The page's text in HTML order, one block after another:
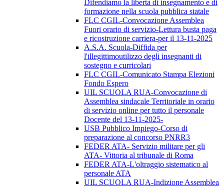
Difendiamo la libertà di insegnamento e di
formazione nella scuola pubblica statale
FLC CGIL-Convocazione Assemblea
Fuori orario di servizio-Lettura busta paga
e ricostruzione carriera-per il 13-11-2025
A.S.A. Scuola-Diffida per
l'illegittimoutilizzo degli insegnanti di
sostegno e curricolari
FLC CGIL-Comunicato Stampa Elezioni
Fondo Espero
UIL SCUOLA RUA-Convocazione di
Assemblea sindacale Territoriale in orario
di servizio online per tutto il personale
Docente del 13-11-2025-
USB Pubblico Impiego-Corso di
preparazione al concorso PNRR3
FEDER ATA- Servizio militare per gli
ATA- Vittoria al tribunale di Roma
FEDER ATA-L'oltraggio sistematico al
personale ATA
UIL SCUOLA RUA-Indizione Assemblea